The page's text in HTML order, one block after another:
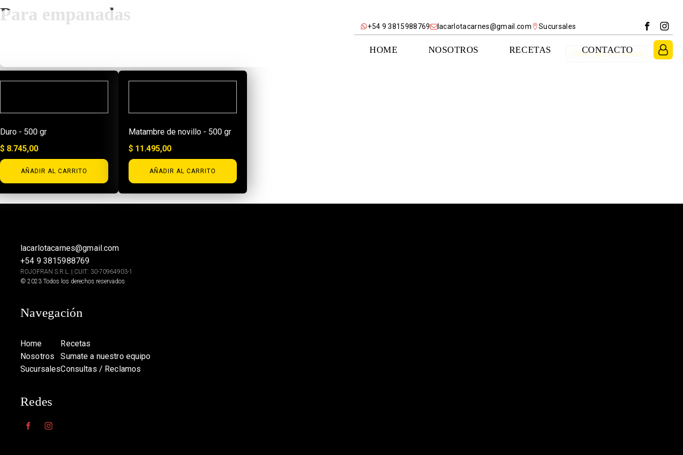
+54 9 3815988769 lacarlotacarnes@gmail.com Sucursales
HOME NOSOTROS RECETAS CONTACTO
Para empanadas
Duro - 500 gr
$ 8.745,00
AÑADIR AL CARRITO
Matambre de novillo - 500 gr
$ 11.495,00
AÑADIR AL CARRITO
lacarlotacarnes@gmail.com
+54 9 3815988769
ROJOFRAN S.R.L. | CUIT: 30-70964903-1
© 2023 Todos los derechos reservados
Navegación
Home
Nosotros
Sucursales
Recetas
Sumate a nuestro equipo
Consultas / Reclamos
Redes